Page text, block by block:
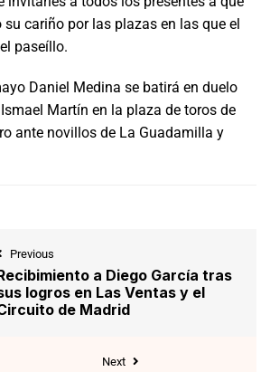
cariño por las plazas en las que el
paseíllo.
Daniel Medina se batirá en duelo
Martín en la plaza de toros de
ante novillos de La Guadamilla y
Previous
a Diego García tras
logros en Las Ventas y el
de Madrid
Next